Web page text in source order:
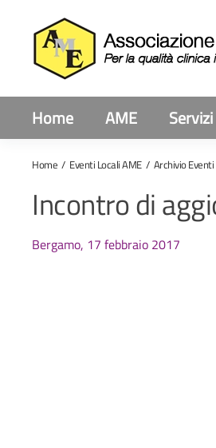
Home AME
Home Eventi Locali AME Archivio
Incontro di
Bergamo, 17 febbraio 2017